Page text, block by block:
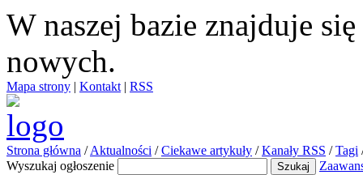
W naszej bazie znajduje się
nowych.
Mapa strony | Kontakt | RSS
Strona główna / Aktualności / Ciekawe artykuły / Kanały RSS / Tagi
Wyszukaj ogłoszenie